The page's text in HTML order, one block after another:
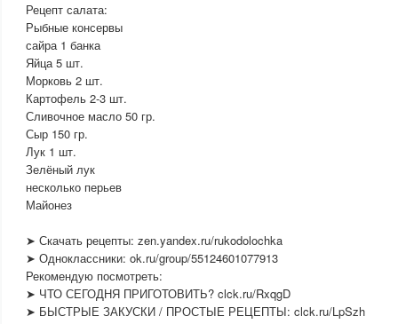
Рецепт салата:
Рыбные консервы
сайра 1 банка
Яйца 5 шт.
Морковь 2 шт.
Картофель 2-3 шт.
Сливочное масло 50 гр.
Сыр 150 гр.
Лук 1 шт.
Зелёный лук
несколько перьев
Майонез
➤ Скачать рецепты: zen.yandex.ru/rukodolochka
➤ Одноклассники: ok.ru/group/55124601077913
Рекомендую посмотреть:
➤ ЧТО СЕГОДНЯ ПРИГОТОВИТЬ? clck.ru/RxqgD
➤ БЫСТРЫЕ ЗАКУСКИ / ПРОСТЫЕ РЕЦЕПТЫ: clck.ru/LpSzh